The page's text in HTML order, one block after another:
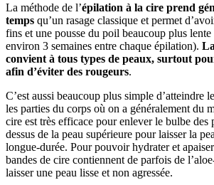
La méthode de l’épilation à la cire prend
temps qu’un rasage classique et permet
fins et une pousse du poil beaucoup plus lente
environ 3 semaines entre chaque épilation).
convient à tous types de peaux, surtout
afin d’éviter des rougeurs.
C’est aussi beaucoup plus simple d’atteindre
les parties du corps où on a généralement du
cire est très efficace pour enlever le bulbe des
dessus de la peau supérieure pour laisser la
longue-durée. Pour pouvoir hydrater et
bandes de cire contiennent de parfois de
laisser une peau lisse et non agressée.